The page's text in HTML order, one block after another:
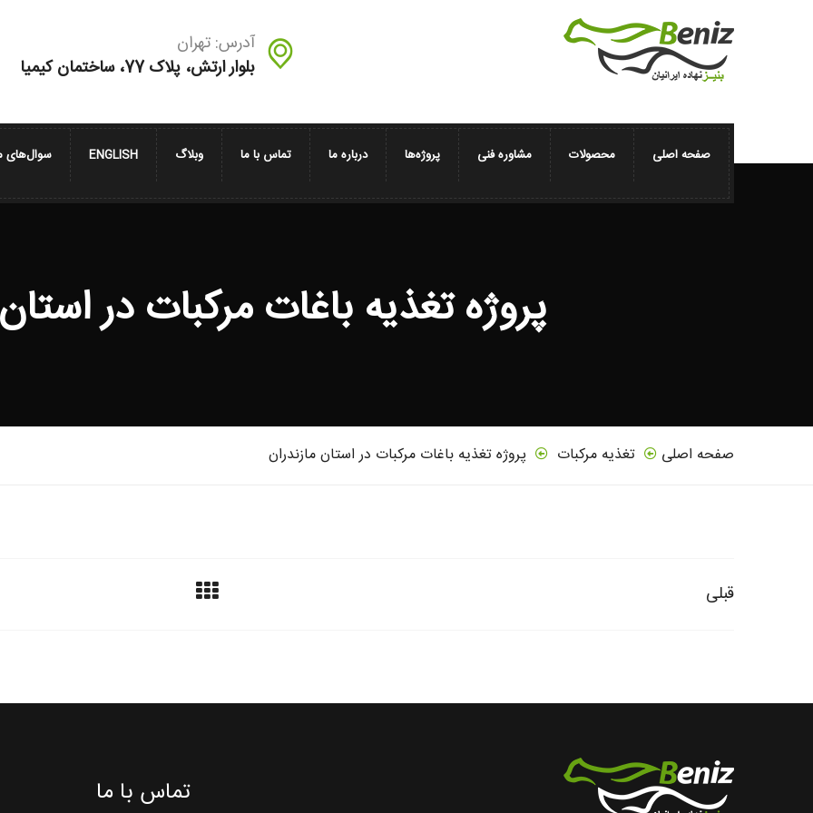
آدرس: تهران
بلوار ارتش، پلاک 77، ساختمان کیمیا
صفحه اصلی محصولات مشاوره فنی پروژه‌ها درباره ما تماس با ما وبلاگ ENGLISH سوال‌های
پروژه تغذیه باغات مرکبات در
صفحه اصلی تغذیه مرکبات پروژه تغذیه باغات مرکبات در استان مازندران
قبلی
تماس با ما